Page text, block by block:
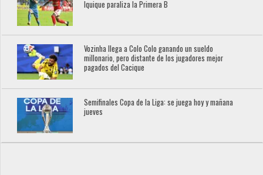
Iquique paraliza la Primera B
Vozinha llega a Colo Colo ganando un sueldo
millonario, pero distante de los jugadores mejor
pagados del Cacique
Semifinales Copa de la Liga: se juega hoy y mañana
jueves